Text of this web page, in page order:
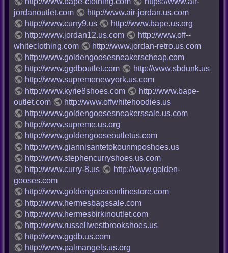
jordanoutlet.com
http://www.air-jordan.us.com
http://www.curry9.us
http://www.bape.us.org
http://www.jordan12.us.com
http://www.off--
whiteclothing.com
http://www.jordan-retro.us.com
http://www.goldengoosesneakerscheap.com
http://www.ggdboutlet.com
http://www.sbdunk.us
http://www.supremenewyork.us.com
http://www.kyrie8shoes.com
http://www.bape-
outlet.com
http://www.offwhitehoodies.us
http://www.goldengoosesneakerssale.us.com
http://www.supreme.us.org
http://www.goldengooseoutletus.com
http://www.giannisantetokounmposhoes.us
http://www.stephencurryshoes.us.com
http://www.curry-8.us
http://www.golden-
gooses.com
http://www.goldengooseonlinestore.com
http://www.hermesbagssale.com
http://www.hermesbirkinoutlet.com
http://www.russellwestbrookshoes.us
http://www.ggdb.us.com
http://www.palmangels.us.org